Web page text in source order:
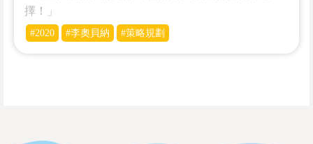
擇！」
#2020 #李奧貝納 #策略規劃